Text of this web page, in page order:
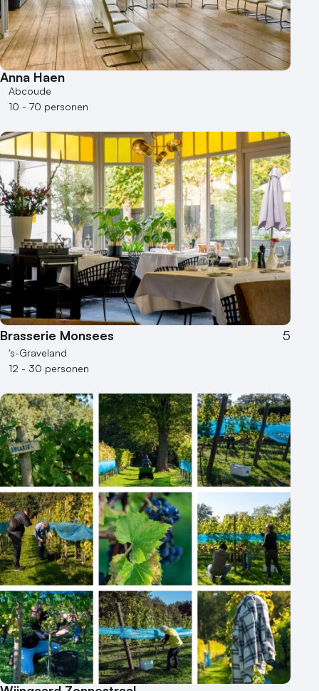
Kasteel en landgoed
Kleine / intieme locatie
Locaties aan zee
Museum
Theater
Varende locatie
Anna Haen
Abcoude
10 - 70 personen
Brasserie Monsees 5
's-Graveland
12 - 30 personen